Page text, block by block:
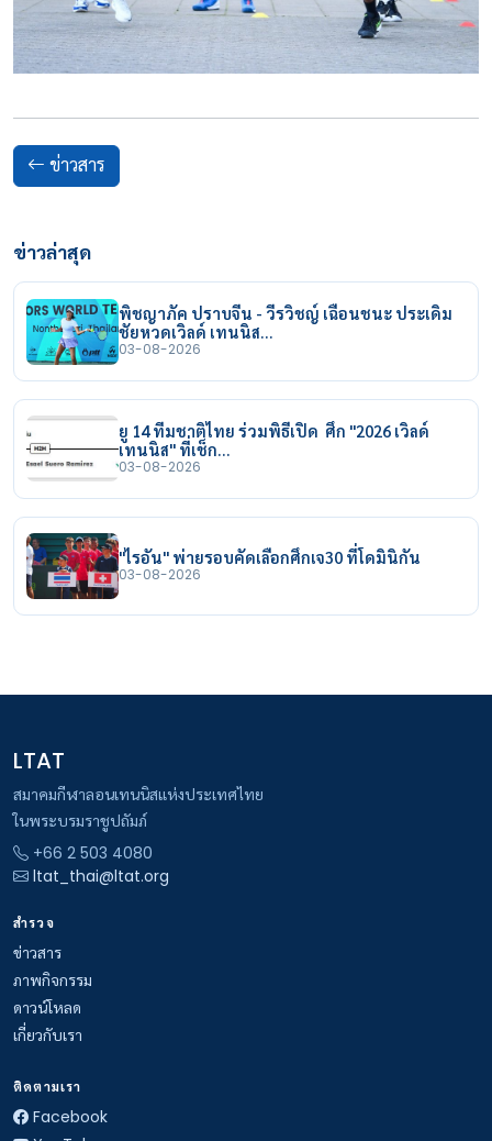
ข่าวสาร
ข่าวล่าสุด
พิชญาภัค ปราบจีน - วีรวิชญ์ เฉือนชนะ ประเดิม
ชัยหวดเวิลด์ เทนนิส…
03-08-2026
ยู 14 ทีมชาติไทย ร่วมพิธีเปิด ศึก "2026 เวิลด์
เทนนิส" ที่เช็ก…
03-08-2026
"ไรอัน" พ่ายรอบคัดเลือกศึกเจ30 ที่โดมินิกัน
03-08-2026
LTAT
สมาคมกีฬาลอนเทนนิสแห่งประเทศไทย
ในพระบรมราชูปถัมภ์
+66 2 503 4080
ltat_thai@ltat.org
สำรวจ
ข่าวสาร
ภาพกิจกรรม
ดาวน์โหลด
เกี่ยวกับเรา
ติดตามเรา
Facebook